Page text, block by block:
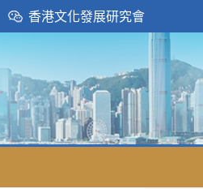
香港文化發展研究會